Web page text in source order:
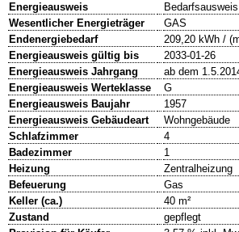
Energieausweis
Bedarfsausweis
Wesentlicher Energieträger
GAS
Endenergiebedarf
209,20 kWh /
Energieausweis gültig bis
2033-01-26
Energieausweis Jahrgang
ab dem
Energieausweis Werteklasse
G
Energieausweis Baujahr
1957
Energieausweis Gebäudeart
Wohngebäude
Schlafzimmer
4
Badezimmer
1
Heizung
Zentralheizung
Befeuerung
Gas
Keller (ca.)
40 m²
Zustand
gepflegt